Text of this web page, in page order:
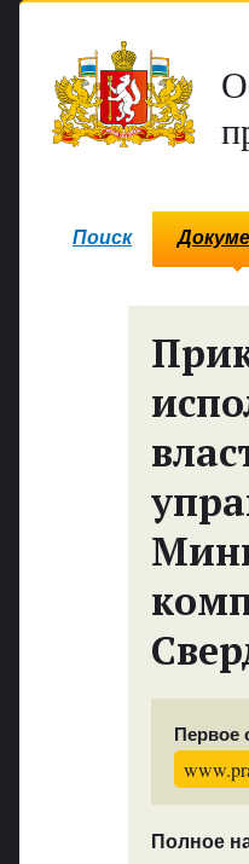
Поиск
Первое
Полное